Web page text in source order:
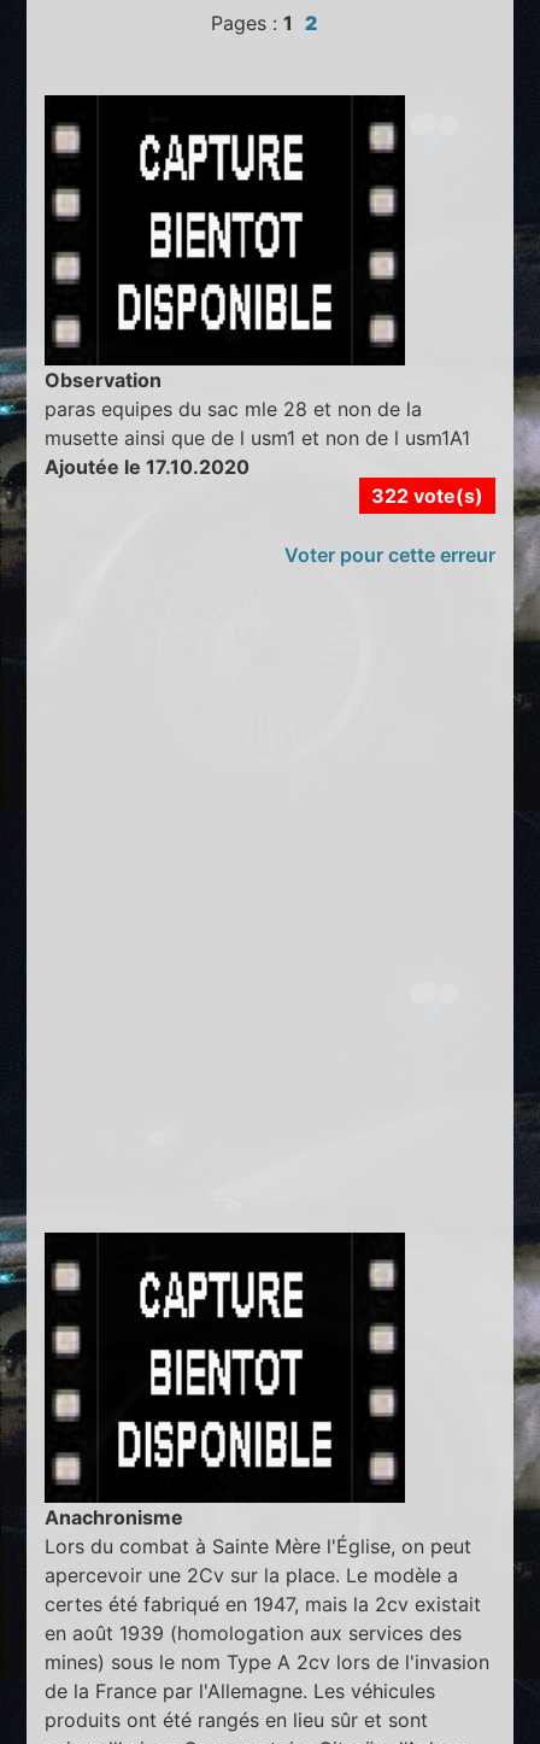
Pages : 1 2
Observation
paras equipes du sac mle 28 et non de la
musette ainsi que de l usm1 et non de l usm1A1
Ajoutée le 17.10.2020
322 vote(s)
Voter pour cette erreur
Anachronisme
Lors du combat à Sainte Mère l'Église, on peut
apercevoir une 2Cv sur la place. Le modèle a
certes été fabriqué en 1947, mais la 2cv existait
en août 1939 (homologation aux services des
mines) sous le nom Type A 2cv lors de l'invasion
de la France par l'Allemagne. Les véhicules
produits ont été rangés en lieu sûr et sont